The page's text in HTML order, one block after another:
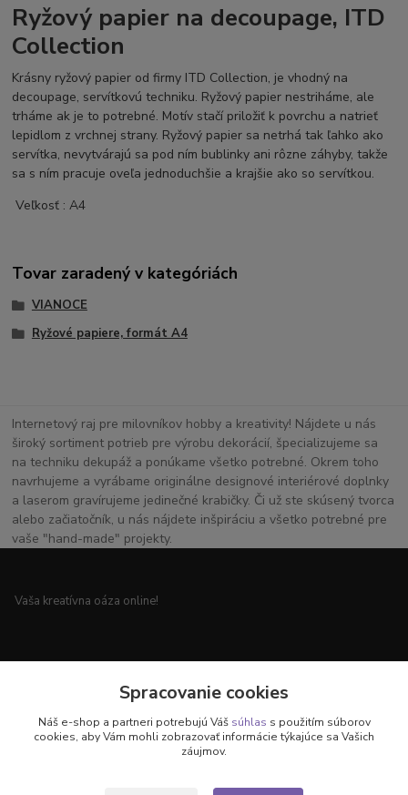
Ryžový papier na decoupage, ITD
Collection
Krásny ryžový papier od firmy ITD Collection, je vhodný na
decoupage, servítkovú techniku. Ryžový papier nestriháme, ale
trháme ak je to potrebné. Motív stačí priložiť k povrchu a natrieť
lepidlom z vrchnej strany. Ryžový papier sa netrhá tak ľahko ako
servítka, nevytvárajú sa pod ním bublinky ani rôzne záhyby, takže
sa s ním pracuje oveľa jednoduchšie a krajšie ako so servítkou.
Veľkosť : A4
Tovar zaradený v kategóriách
VIANOCE
Ryžové papiere, formát A4
Internetový raj pre milovníkov hobby a kreativity! Nájdete u nás
široký sortiment potrieb pre výrobu dekorácií, špecializujeme sa
na techniku dekupáž a ponúkame všetko potrebné. Okrem toho
navrhujeme a vyrábame originálne designové interiérové doplnky
a laserom gravírujeme jedinečné krabičky. Či už ste skúsený tvorca
alebo začiatočník, u nás nájdete inšpiráciu a všetko potrebné pre
vaše "hand-made" projekty.
Vaša kreatívna oáza online!
Všetko pre vaše handmade projekty a originálne dekorácie.
Spracovanie cookies
Náš e-shop a partneri potrebujú Váš súhlas s použitím súborov
cookies, aby Vám mohli zobrazovať informácie týkajúce sa Vašich
záujmov.